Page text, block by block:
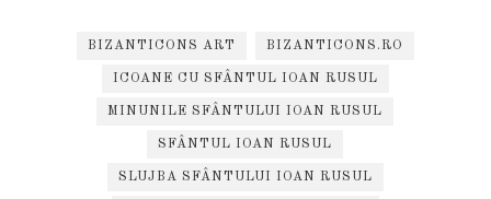
BIZANTICONS ART BIZANTICONS.RO
ICOANE CU SFÂNTUL IOAN RUSUL
MINUNILE SFÂNTULUI IOAN RUSUL
SFÂNTUL IOAN RUSUL
SLUJBA SFÂNTULUI IOAN RUSUL